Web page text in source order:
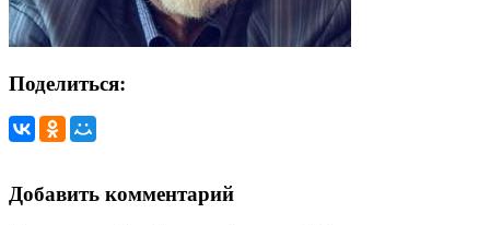
Поделиться:
Добавить комментарий